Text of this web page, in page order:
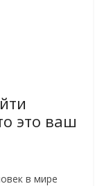
это ваш
в мире